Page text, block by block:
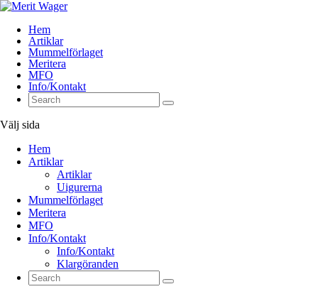
Hem
Artiklar
Mummelförlaget
Meritera
MFO
Info/Kontakt
Välj sida
Hem
Artiklar
Artiklar
Uigurerna
Mummelförlaget
Meritera
MFO
Info/Kontakt
Info/Kontakt
Klargöranden